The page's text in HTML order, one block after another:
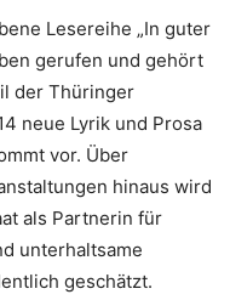
Lesereihe „In guter
gerufen und gehört
der Thüringer
neue Lyrik und Prosa
vor. Über
hinaus wird
als Partnerin für
unterhaltsame
geschätzt.